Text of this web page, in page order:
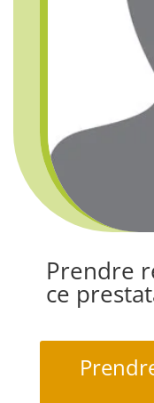
Prendre
ce